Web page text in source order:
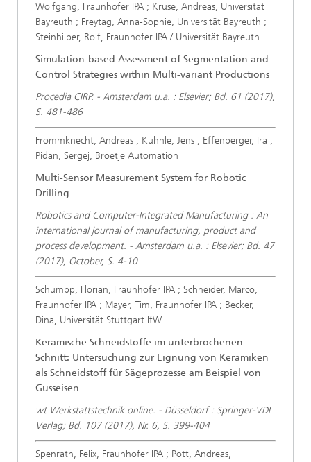
Wolfgang, Fraunhofer IPA ; Kruse, Andreas, Universität
Bayreuth ; Freytag, Anna-Sophie, Universität Bayreuth ;
Steinhilper, Rolf, Fraunhofer IPA / Universität Bayreuth
Simulation-based Assessment of Segmentation and
Control Strategies within Multi-variant Productions
Procedia CIRP. - Amsterdam u.a. : Elsevier; Bd. 61 (2017),
S. 481-486
Frommknecht, Andreas ; Kühnle, Jens ; Effenberger, Ira ;
Pidan, Sergej, Broetje Automation
Multi-Sensor Measurement System for Robotic
Drilling
Robotics and Computer-Integrated Manufacturing : An
international journal of manufacturing, product and
process development. - Amsterdam u.a. : Elsevier; Bd. 47
(2017), October, S. 4-10
Schumpp, Florian, Fraunhofer IPA ; Schneider, Marco,
Fraunhofer IPA ; Mayer, Tim, Fraunhofer IPA ; Becker,
Dina, Universität Stuttgart IfW
Keramische Schneidstoffe im unterbrochenen
Schnitt: Untersuchung zur Eignung von Keramiken
als Schneidstoff für Sägeprozesse am Beispiel von
Gusseisen
wt Werkstattstechnik online. - Düsseldorf : Springer-VDI
Verlag; Bd. 107 (2017), Nr. 6, S. 399-404
Spenrath, Felix, Fraunhofer IPA ; Pott, Andreas,